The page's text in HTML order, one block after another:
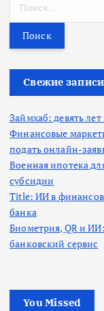
т
Свежие записи
Займхаб: девять
Финансовые
подать онлайн-
Военная ипотека
субсидии
Title: ИИ в
банка
Биометрия, QR и
банковский сервис
You Missed